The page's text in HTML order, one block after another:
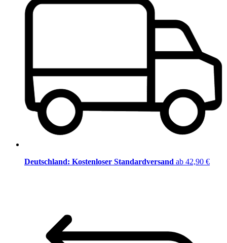
Deutschland: Kostenloser Standardversand ab 42,90 €